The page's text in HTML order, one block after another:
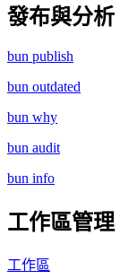
發布與分析
bun publish
bun outdated
bun why
bun audit
bun info
工作區管理
工作區